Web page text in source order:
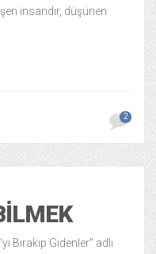
insandır, düşünen
2
Bırakıp Gidenler” adlı